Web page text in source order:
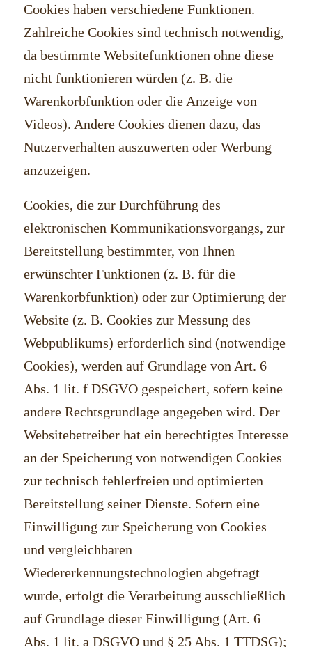
Cookies haben verschiedene Funktionen.
Zahlreiche Cookies sind technisch notwendig,
da bestimmte Websitefunktionen ohne diese
nicht funktionieren würden (z. B. die
Warenkorbfunktion oder die Anzeige von
Videos). Andere Cookies dienen dazu, das
Nutzerverhalten auszuwerten oder Werbung
anzuzeigen.
Cookies, die zur Durchführung des
elektronischen Kommunikationsvorgangs, zur
Bereitstellung bestimmter, von Ihnen
erwünschter Funktionen (z. B. für die
Warenkorbfunktion) oder zur Optimierung der
Website (z. B. Cookies zur Messung des
Webpublikums) erforderlich sind (notwendige
Cookies), werden auf Grundlage von Art. 6
Abs. 1 lit. f DSGVO gespeichert, sofern keine
andere Rechtsgrundlage angegeben wird. Der
Websitebetreiber hat ein berechtigtes Interesse
an der Speicherung von notwendigen Cookies
zur technisch fehlerfreien und optimierten
Bereitstellung seiner Dienste. Sofern eine
Einwilligung zur Speicherung von Cookies
und vergleichbaren
Wiedererkennungstechnologien abgefragt
wurde, erfolgt die Verarbeitung ausschließlich
auf Grundlage dieser Einwilligung (Art. 6
Abs. 1 lit. a DSGVO und § 25 Abs. 1 TTDSG);